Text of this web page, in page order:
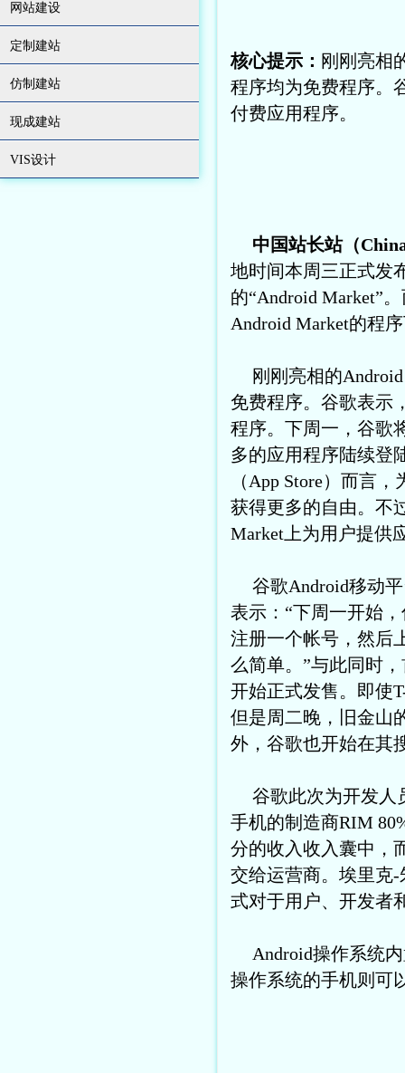
网站建设
定制建站
仿制建站
现成建站
VIS设计
核心提示： 刚刚亮相
程序均为免费程序。
付费应用程序。
中国站长站（
地时间本周三正式发
的“Android Market”
Android Market的程
刚刚亮相的
免费程序。谷歌表示
程序。下周一，谷歌
多的应用程序陆续登
（App Store）而言
获得更多的自由。不
Market上为用户提供
谷歌Android移动
表示：“下周一开始
注册一个帐号，然后
么简单。”与此同时
开始正式发售。即使
但是周二晚，旧金山
外，谷歌也开始在其
谷歌此次为开发人
手机的制造商RIM
分的收入收入囊中，
交给运营商。埃里克
式对于用户、开发者
Android操作系统
操作系统的手机则可